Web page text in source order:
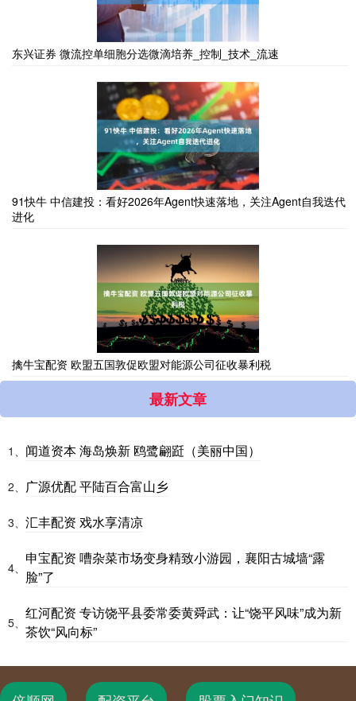
东兴证券 微流控单细胞分选微滴培养_控制_技术_流速
91快牛 中信建投：看好2026年Agent快速落地，关注Agent自我迭代
进化
擒牛宝配资 欧盟五国敦促欧盟对能源公司征收暴利税
最新文章
1、 闻道资本 海岛焕新 鸥鹭翩跹（美丽中国）
2、 广源优配 平陆百合富山乡
3、 汇丰配资 戏水享清凉
4、
申宝配资 嘈杂菜市场变身精致小游园，襄阳古城墙“露
脸”了
5、
红河配资 专访饶平县委常委黄舜武：让“饶平风味”成为新
茶饮“风向标”